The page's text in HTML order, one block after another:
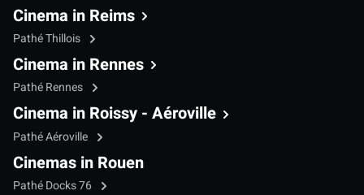
Cinema in Reims
Pathé Thillois
Cinema in Rennes
Pathé Rennes
Cinema in Roissy - Aéroville
Pathé Aéroville
Cinemas in Rouen
Pathé Docks 76